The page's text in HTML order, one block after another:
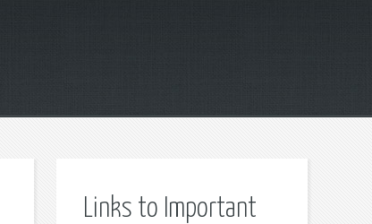
Links to Important